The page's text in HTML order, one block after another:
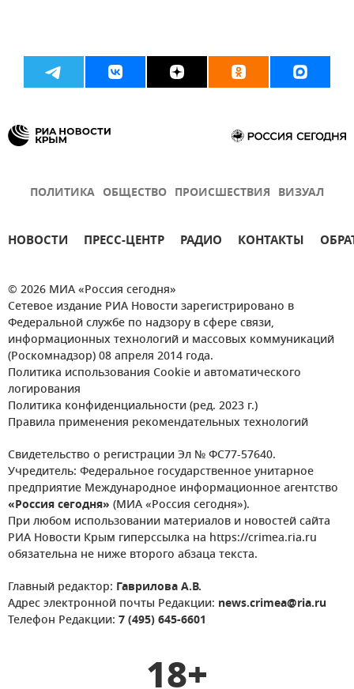
ПОЛИТИКА ОБЩЕСТВО ПРОИСШЕСТВИЯ ВИЗУАЛ
НОВОСТИ ПРЕСС-ЦЕНТР РАДИО КОНТАКТЫ
© 2026 МИА «Россия сегодня»
Сетевое издание РИА Новости зарегистрировано в
Федеральной службе по надзору в сфере связи,
информационных технологий и массовых коммуникаций
(Роскомнадзор) 08 апреля 2014 года.
Политика использования Cookie и автоматического
логирования
Политика конфиденциальности (ред. 2023 г.)
Правила применения рекомендательных технологий
Свидетельство о регистрации Эл № ФС77-57640.
Учредитель: Федеральное государственное унитарное
предприятие Международное информационное агентство
«Россия сегодня» (МИА «Россия сегодня»).
При любом использовании материалов и новостей сайта
РИА Новости Крым гиперссылка на https://crimea.ria.ru
обязательна не ниже второго абзаца текста.
Главный редактор: Гаврилова А.В.
Адрес электронной почты Редакции: news.crimea@ria.ru
Телефон Редакции: 7 (495) 645-6601